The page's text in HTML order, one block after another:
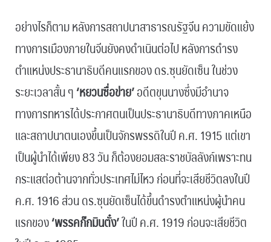
อย่างไรก็ตาม หลังการสถาปนาสาธารณรัฐจีน ความขัดแย้ง
ทางการเมืองภายในจีนยังคงดำเนินต่อไป หลังการดำรง
ตำแหน่งประธานาธิบดีคนแรกของ ดร.ซุนยัดเซ็น ในช่วง
ระยะเวลาสั้น ๆ‘หยวนซื่อข่าย’อดีตขุนนางซึ่งมีอำนาจ
ทางการทหารได้ประกาศตนเป็นประธานาธิบดีทางภาคเหนือ
และสถาปนาตนเองขึ้นเป็นจักรพรรดิในปี ค.ศ. 1915 แต่เขา
เป็นผู้นำได้เพียง 83 วัน ก็ต้องยอมสละราชบัลลังก์เพราะทน
กระแสต่อต้านจากทั่วประเทศไม่ไหว ก่อนที่จะเสียชีวิตลงในปี
ค.ศ. 1916 ส่วน ดร.ซุนยัดเซ็นได้ขึ้นดำรงตำแหน่งผู้นำคน
แรกของ‘พรรคก๊กมินตั๋ง’ในปี ค.ศ. 1919 ก่อนจะเสียชีวิต